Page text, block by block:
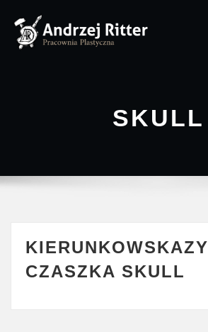
SKULL
KIERUNKOWSKAZY
CZASZKA SKULL